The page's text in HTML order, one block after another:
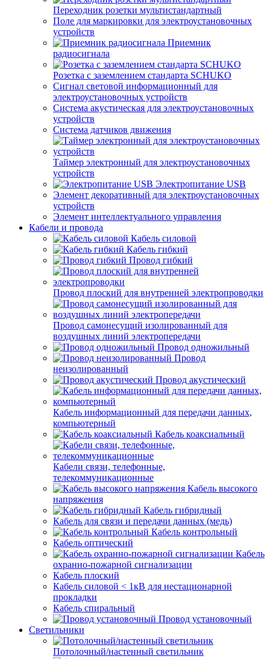
Переходник розетки мультистандартный
Поле для маркировки для электроустановочных
устройств
Приемник
радиосигнала
Розетка с заземлением стандарта SCHUKO
Сигнал световой информационный для
электроустановочных устройств
Система акустическая для электроустановочных
устройств
Система датчиков движения
Таймер электронный для электроустановочных
устройств
Электропитание USB
Элемент декоративный для электроустановочных
устройств
Элемент интеллектуального управления
Кабели и провода
Кабель силовой
Кабель гибкий
Провод гибкий
Провод плоский для внутренней электропроводки
Провод самонесущий изолированный для
воздушных линий электропередачи
Провод одножильный
Провод
неизолированный
Провод акустический
Кабель информационный для передачи данных,
компьютерный
Кабель коаксиальный
Кабели связи, телефонные,
телекоммуникационные
Кабель высокого
напряжения
Кабель гибридный
Кабель для связи и передачи данных (медь)
Кабель контрольный
Кабель оптический
Кабель
охранно-пожарной сигнализации
Кабель плоский
Кабель силовой < 1кВ для нестационарной
прокладки
Кабель спиральный
Провод установочный
Светильники
Потолочный/настенный светильник